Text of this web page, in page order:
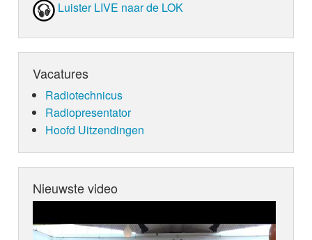
Luister LIVE naar de LOK
Vacatures
Radiotechnicus
Radiopresentator
Hoofd Uitzendingen
Nieuwste video